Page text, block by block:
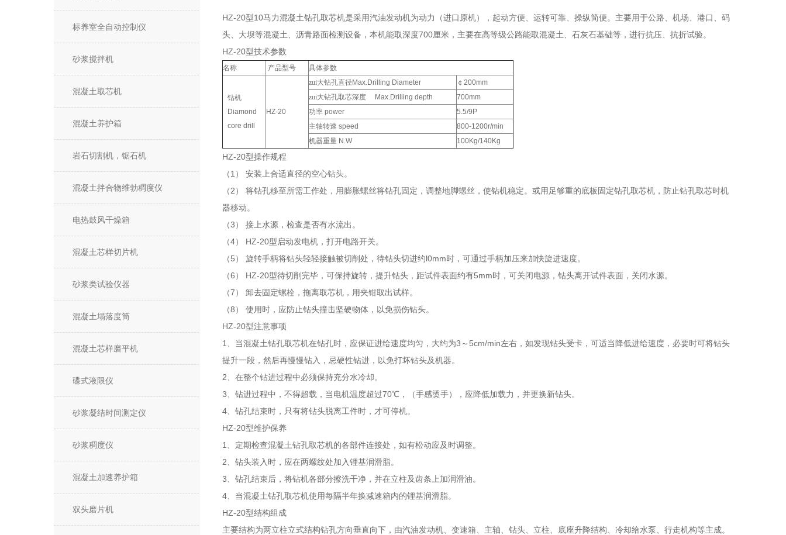
标养室全自动控制仪
砂浆搅拌机
混凝土取芯机
混凝土养护箱
岩石切割机，锯石机
混凝土拌合物维勃稠度仪
电热鼓风干燥箱
混凝土芯样切片机
砂浆类试验仪器
混凝土塌落度筒
混凝土芯样磨平机
碟式液限仪
砂浆凝结时间测定仪
砂浆稠度仪
混凝土加速养护箱
双头磨片机
HZ-20型10马力混凝土钻孔取芯机是采用汽油发动机为动力（进口原机），起动方便、运转可靠、操纵简便。主要用于公路、机场、港口、码
头、大坝等混凝土、沥青路面检测设备，本机能取深度700厘米，主要在高等级公路能取混凝土、石灰石基础等，进行抗压、抗折试验。
HZ-20型技术参数
名称 产品型号 具体参数
钻机
Diamond
core drill
HZ-20
zui大钻孔直径 Max.Drilling Diameter ￠ 200mm
zui大钻孔取芯深度 Max.Drilling depth
700mm
功率 power
5.5/9P
主轴转速 speed
800-1200r/min
机器重量 N.W 100Kg/140Kg
HZ-20型操作规程
（ 1 ）
安装上合适直径的空心钻头。
（ 2 ）
将钻孔移至所需工作处，用膨胀螺丝将钻孔固定，调整地脚螺丝，使钻机稳定。或用足够重的底板固定钻孔取芯机，防止钻孔取芯时机
器移动。
（3 ）
接上水源，检查是否有水流出。
（4） HZ-20型 启动发电机，打开电路开关。
（ 5 ） 旋转手柄将钻头轻轻接触被切削处，待钻头切进约l0mm时，可通过手柄加压来加快旋进速度。
（6 ） HZ-20型待切削完毕，可保持旋转，提升钻头，距试件表面约有5mm时，可关闭电源，钻头离开试件表面，关闭水源。
（7 ）
卸去固定螺栓，拖离取芯机，用夹钳取出试样。
（8 ） 使用时，应防止钻头撞击坚硬物体，以免损伤钻头。
HZ-20型注意事项
1 、当混凝土钻孔取芯机在钻孔时，应保证进给速度均匀，大约为3 ～ 5cm/min左右，如发现钻头受卡，可适当降低进给速度，必要时可将钻头
提升一段，然后再慢慢钻入，忌硬性钻进，以免打坏钻头及机器。
2、在整个钻进过程中必须保持充分水冷却。
3、钻进过程中，不得超载，当电机温度超过70℃ ，（手感烫手），应降低加载力，并更换新钻头。
4、钻孔结束时，只有将钻头脱离工件时，才可停机。
HZ-20型维护保养
1 、定期检查混凝土钻孔取芯机的各部件连接处，如有松动应及时调整。
2、钻头装入时，应在两螺纹处加入锂基润滑脂。
3、钻孔结束后，将钻机各部分擦洗干净，并在立柱及齿条上加润滑油。
4、当混凝土钻孔取芯机使用每隔半年换减速箱内的锂基润滑脂。
HZ-20型结构组成
主要结构为两立柱立式结构钻孔方向垂直向下，由汽油发动机、变速箱、主轴、钻头、立柱、底座升降结构、冷却给水泵、行走机构等主成。